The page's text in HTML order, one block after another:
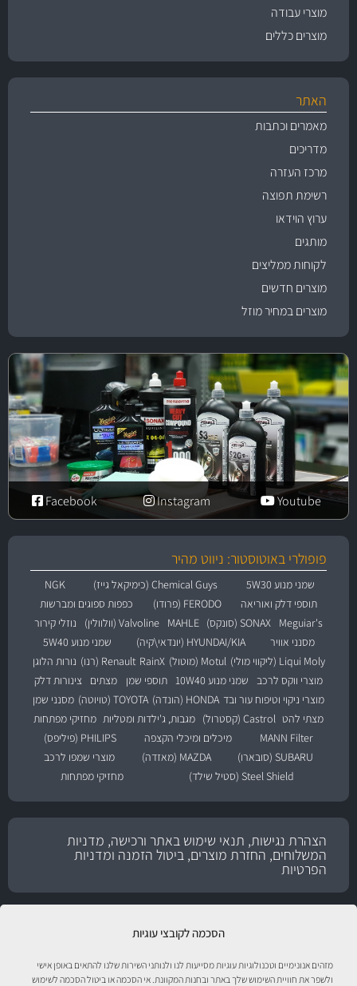
הסכמה לקובצי עוגיות
מזהים אנונימיים וטכנולוגיות עוגיות מסייעות לנו ולנותני השירות שלנו להתאים באופן אישי
ולשפר את חוויית השימוש שלך באתר ובחנות המקוונת. אי הסכמה או ביטול הסכמה לשימוש
מוצרי עבודה
מוצרים כללים
האתר
מאמרים וכתבות
מדריכים
מרכז העזרה
רשימת תפוצה
ערוץ הוידאו
מותגים
לקוחות ממליצים
מוצרים חדשים
מוצרים במחיר מוזל
Youtube
Instagram
Facebook
פופולרי באוטוסטור: ניווט מהיר
שמני מנוע 5W30 Chemical Guys (כימיקאל גייז)
NGK
תוספי דלק ואוריאה
FERODO (פרודו)
כפפות ספוגים ומברשות
Meguiar's
SONAX (סונקס) MAHLE Valvoline (וולוולין)
נוזלי קירור
מסנני אוויר
HYUNDAI/KIA (יונדאי\קיה)
שמני מנוע 5W40
Liqui Moly (ליקווי מולי)
Motul (מוטול) RainX Renault (רנו)
נורות הלוגן
מוצרי ווקס לרכב
שמני מנוע 10W40 תוספי שמן מצתים
צינורות דלק
מוצרי ניקוי וטיפוח עור ובד HONDA (הונדה) TOYOTA (טויוטה)
מסנני שמן
מצתי להט Castrol (קסטרול) מגבות, ג'ילדות ומטליות מחזיקי מפתחות
MANN Filter
מיכלים ומיכלי הקצפה
PHILIPS (פיליפס)
SUBARU (סובארו)
MAZDA (מאזדה)
מוצרי שמפו לרכב
Steel Shield (סטיל שילד)
מחזיקי מפתחות
הצהרת נגישות, תנאי שימוש באתר ורכישה, מדניות
המשלוחים, החזרת מוצרים, ביטול הזמנה ומדניות
הפרטיות